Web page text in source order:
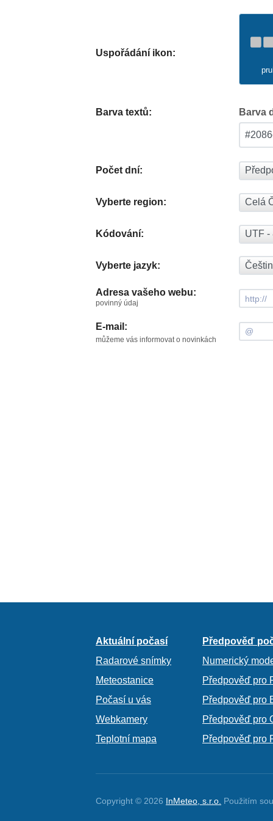
Uspořádání ikon:
Barva textů: Barva
Počet dní:
Vyberte region:
Kódování:
Vyberte jazyk:
Adresa vašeho webu:
povinný údaj
E-mail:
můžeme vás informovat o novinkách
Aktuální počasí
Radarové snímky
Meteostanice
Počasí u vás
Webkamery
Teplotní mapa
Předpověď
Numerický
Předpověď pro
Předpověď pro
Předpověď pro
Předpověď pro
Copyright © 2026 InMeteo, s.r.o. Použitím